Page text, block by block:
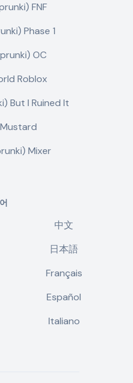
FNF
Phase 1
OC
Roblox
But I Ruined It
Mixer
中文
日本語
Français
Español
Italiano